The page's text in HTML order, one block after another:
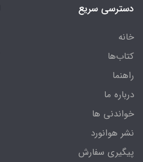
دسترسی سریع
خانه
کتاب‌ها
راهنما
درباره ما
خواندنی ها
نشر هوانورد
پیگیری سفارش